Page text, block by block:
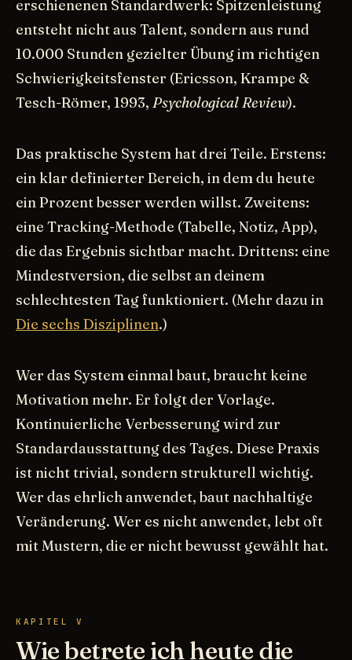
erschienenen Standardwerk: Spitzenleistung
entsteht nicht aus Talent, sondern aus rund
10.000 Stunden gezielter Übung im richtigen
Schwierigkeitsfenster (Ericsson, Krampe &
Tesch-Römer, 1993, Psychological Review).
Das praktische System hat drei Teile. Erstens:
ein klar definierter Bereich, in dem du heute
ein Prozent besser werden willst. Zweitens:
eine Tracking-Methode (Tabelle, Notiz, App),
die das Ergebnis sichtbar macht. Drittens: eine
Mindestversion, die selbst an deinem
schlechtesten Tag funktioniert. (Mehr dazu in
Die sechs Disziplinen.)
Wer das System einmal baut, braucht keine
Motivation mehr. Er folgt der Vorlage.
Kontinuierliche Verbesserung wird zur
Standardausstattung des Tages. Diese Praxis
ist nicht trivial, sondern strukturell wichtig.
Wer das ehrlich anwendet, baut nachhaltige
Veränderung. Wer es nicht anwendet, lebt oft
mit Mustern, die er nicht bewusst gewählt hat.
KAPITEL V
Wie betrete ich heute die